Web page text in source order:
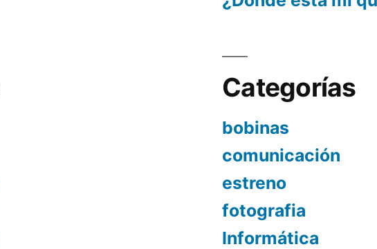
Categorías
bobinas
comunicación
estreno
fotografia
Informática